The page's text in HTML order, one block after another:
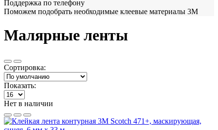
Поддержка по телефону
Поможем подобрать необходимые клеевые материалы 3М
Малярные ленты
Сортировка:
Показать:
Нет в наличии